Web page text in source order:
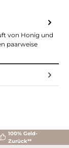
von Honig und
paarweise
100% Geld-
Zurück**